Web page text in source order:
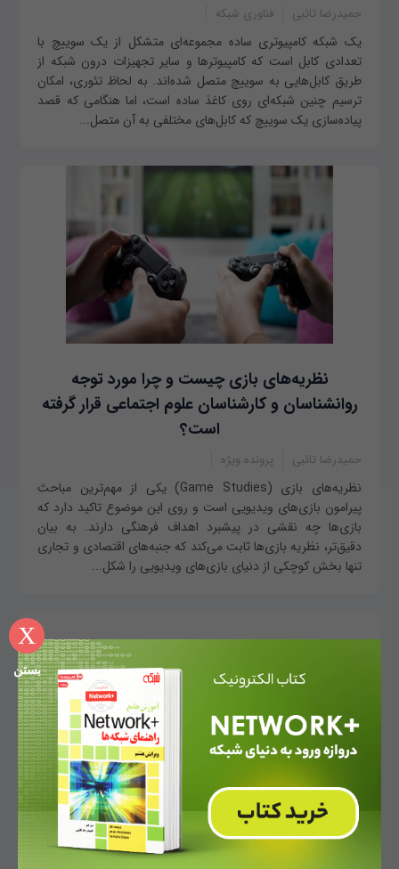
X
بستن
حمیدرضا تائبی فناوری شبکه
یک شبکه کامپیوتری ساده مجموعه‌ای متشکل از یک سوییچ با
تعدادی کابل است که کامپیوترها و سایر تجهیزات درون شبکه از
طریق کابل‌هایی به سوییچ متصل شده‌اند. به لحاظ تئوری، امکان
ترسیم چنین شبکه‌ای روی کاغذ ساده است، اما هنگامی که قصد
پیاده‌سازی یک سوییچ که کابل‌های مختلفی به آن متصل...
نظریه‌های بازی چیست و چرا مورد توجه
روانشناسان و کارشناسان علوم اجتماعی قرار گرفته
است؟
حمیدرضا تائبی پرونده ویژه
نظریه‌های بازی‌ (Game Studies) یکی از مهم‌ترین مباحث
پیرامون بازی‌های ویدیویی است و روی این موضوع تاکید دارد که
بازی‌ها چه نقشی در پیشبرد اهداف فرهنگی دارند. به بیان
دقیق‌تر، نظریه بازی‌ها ثابت می‌کند که جنبه‌های اقتصادی و تجاری
تنها بخش کوچکی از دنیای باز‌ی‌های ویدیویی را شکل...
مقایسه مدل کسب و کار اپل، مایکروسافت و گوگل
موفقیت و کارآفرینی